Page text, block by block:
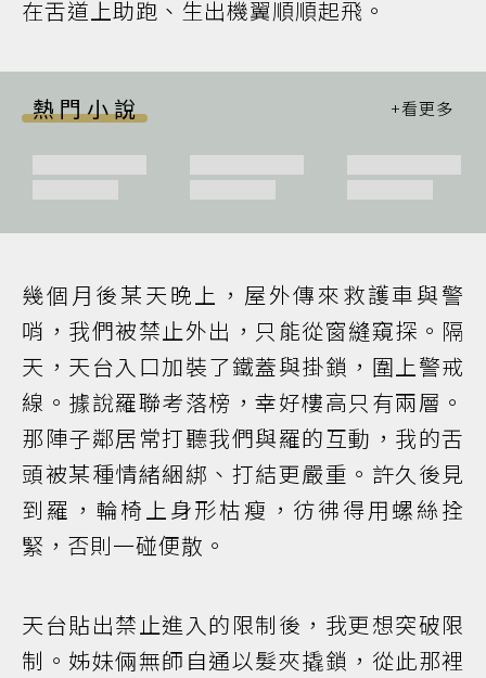
在舌道上助跑、生出機翼順順起飛。
熱門小說
幾個月後某天晚上，屋外傳來救護車與警
哨，我們被禁止外出，只能從窗縫窺探。隔
天，天台入口加裝了鐵蓋與掛鎖，圍上警戒
線。據說羅聯考落榜，幸好樓高只有兩層。
那陣子鄰居常打聽我們與羅的互動，我的舌
頭被某種情緒綑綁、打結更嚴重。許久後見
到羅，輪椅上身形枯瘦，彷彿得用螺絲拴
緊，否則一碰便散。
天台貼出禁止進入的限制後，我更想突破限
制。姊妹倆無師自通以髮夾撬鎖，從此那裡